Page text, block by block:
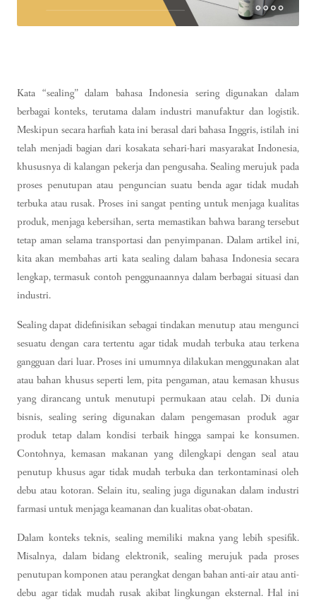
Kata “sealing” dalam bahasa Indonesia sering digunakan dalam
berbagai konteks, terutama dalam industri manufaktur dan logistik.
Meskipun secara harfiah kata ini berasal dari bahasa Inggris, istilah ini
telah menjadi bagian dari kosakata sehari-hari masyarakat Indonesia,
khususnya di kalangan pekerja dan pengusaha. Sealing merujuk pada
proses penutupan atau penguncian suatu benda agar tidak mudah
terbuka atau rusak. Proses ini sangat penting untuk menjaga kualitas
produk, menjaga kebersihan, serta memastikan bahwa barang tersebut
tetap aman selama transportasi dan penyimpanan. Dalam artikel ini,
kita akan membahas arti kata sealing dalam bahasa Indonesia secara
lengkap, termasuk contoh penggunaannya dalam berbagai situasi dan
industri.
Sealing dapat didefinisikan sebagai tindakan menutup atau mengunci
sesuatu dengan cara tertentu agar tidak mudah terbuka atau terkena
gangguan dari luar. Proses ini umumnya dilakukan menggunakan alat
atau bahan khusus seperti lem, pita pengaman, atau kemasan khusus
yang dirancang untuk menutupi permukaan atau celah. Di dunia
bisnis, sealing sering digunakan dalam pengemasan produk agar
produk tetap dalam kondisi terbaik hingga sampai ke konsumen.
Contohnya, kemasan makanan yang dilengkapi dengan seal atau
penutup khusus agar tidak mudah terbuka dan terkontaminasi oleh
debu atau kotoran. Selain itu, sealing juga digunakan dalam industri
farmasi untuk menjaga keamanan dan kualitas obat-obatan.
Dalam konteks teknis, sealing memiliki makna yang lebih spesifik.
Misalnya, dalam bidang elektronik, sealing merujuk pada proses
penutupan komponen atau perangkat dengan bahan anti-air atau anti-
debu agar tidak mudah rusak akibat lingkungan eksternal. Hal ini